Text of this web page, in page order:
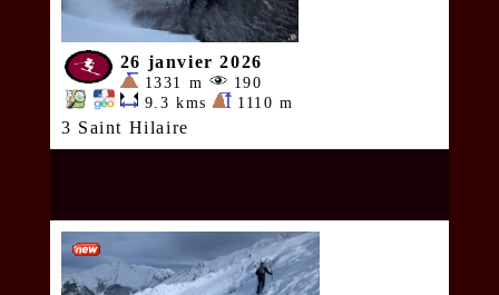
26 janvier 2026
1331 m
190
9.3 kms
1110 m
3 Saint Hilaire